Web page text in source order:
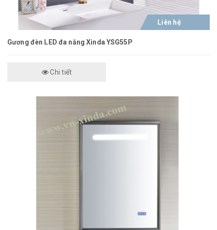
Liên hệ
Gương đèn LED đa năng Xinda YSG55P
Chi tiết